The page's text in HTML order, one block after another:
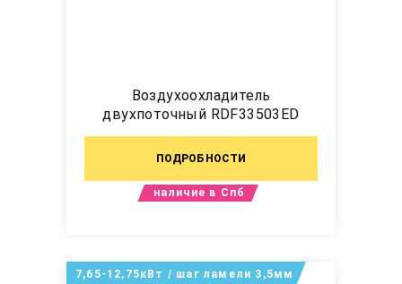
Воздухоохладитель
двухпоточный RDF33503ED
ПОДРОБНОСТИ
наличие в Спб
7,65-12,75кВт / шаг ламели 3,5мм